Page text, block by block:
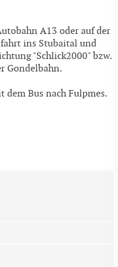
A13 oder auf der
ins Stubaital und
"Schlick2000" bzw.
Gondelbahn.
dem Bus nach Fulpmes.